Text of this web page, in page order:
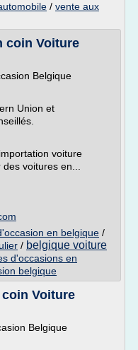
/ vente aux
coin Voiture
Belgique
Union et
voiture
voitures en...
en belgique /
/ belgique voiture
d'occasions en
belgique
Voiture
Belgique